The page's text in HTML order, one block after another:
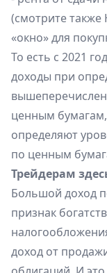
(смотрите также
«окно» для
То есть с 2021
доходы при
ценным
определяют
по ценным
Трейдерам
Большой доход
признак
доход от